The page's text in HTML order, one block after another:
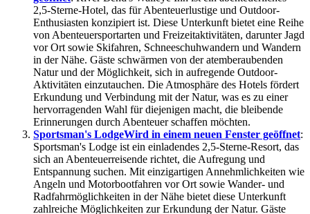
2,5-Sterne-Hotel, das für Abenteuerlustige und Outdoor-
Enthusiasten konzipiert ist. Diese Unterkunft bietet eine Reihe
von Abenteuersportarten und Freizeitaktivitäten, darunter Jagd
vor Ort sowie Skifahren, Schneeschuhwandern und Wandern
in der Nähe. Gäste schwärmen von der atemberaubenden
Natur und der Möglichkeit, sich in aufregende Outdoor-
Aktivitäten einzutauchen. Die Atmosphäre des Hotels fördert
Erkundung und Verbindung mit der Natur, was es zu einer
hervorragenden Wahl für diejenigen macht, die bleibende
Erinnerungen durch Abenteuer schaffen möchten.
Sportsman's LodgeWird in einem neuen Fenster geöffnet:
Sportsman's Lodge ist ein einladendes 2,5-Sterne-Resort, das
sich an Abenteuerreisende richtet, die Aufregung und
Entspannung suchen. Mit einzigartigen Annehmlichkeiten wie
Angeln und Motorbootfahren vor Ort sowie Wander- und
Radfahrmöglichkeiten in der Nähe bietet diese Unterkunft
zahlreiche Möglichkeiten zur Erkundung der Natur. Gäste